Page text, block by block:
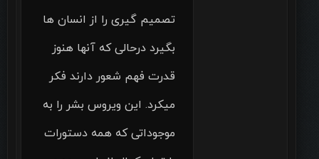
تصمیم گیری را از انسان ها
بگیرد درحالی که آنها هنوز
قدرت فهم شعور دارند فکر
میکرد. این ویروس بشر را به
موجوداتی که همه دستورات